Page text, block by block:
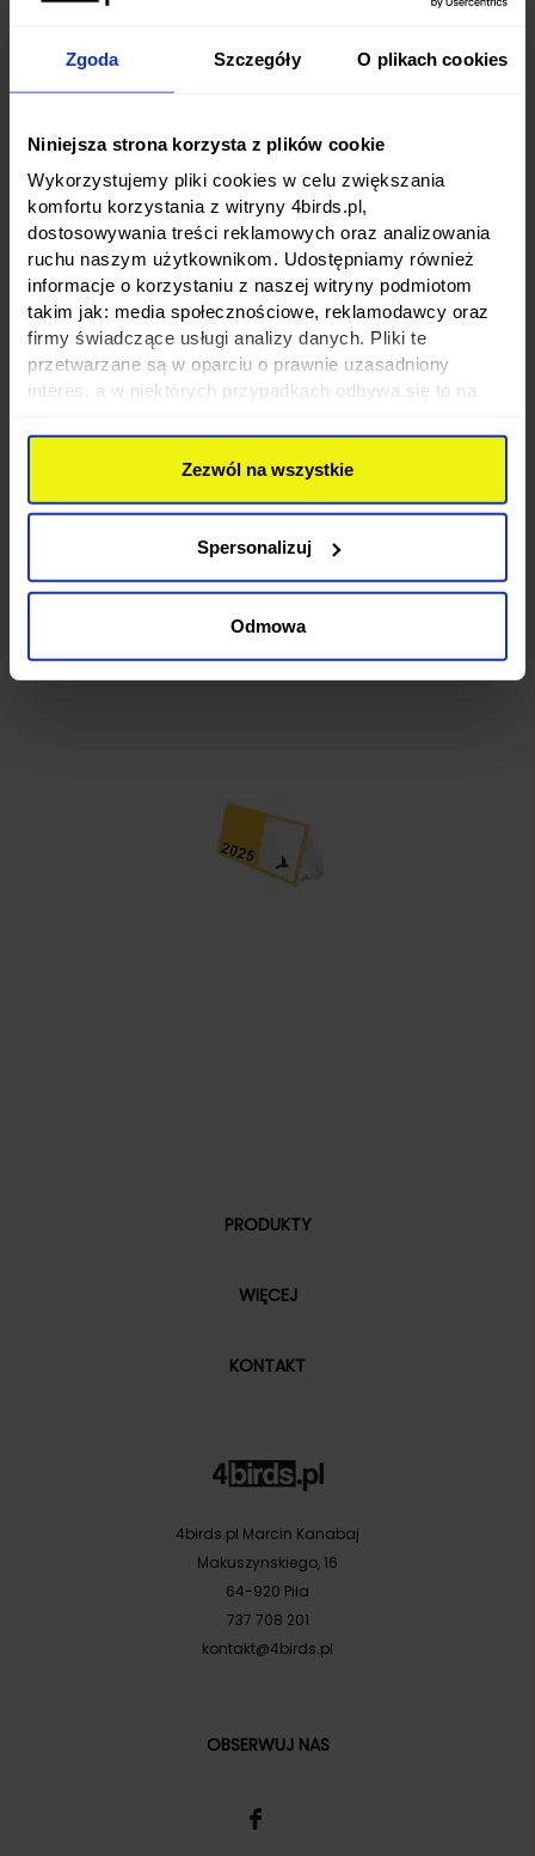
Zgoda Szczegóły O plikach cookies
Niniejsza strona korzysta z plików cookie
Wykorzystujemy pliki cookies w celu zwiększania
komfortu korzystania z witryny 4birds.pl,
dostosowywania treści reklamowych oraz analizowania
ruchu naszym użytkownikom. Udostępniamy również
informacje o korzystaniu z naszej witryny podmiotom
takim jak: media społecznościowe, reklamodawcy oraz
firmy świadczące usługi analizy danych. Pliki te
przetwarzane są w oparciu o prawnie uzasadniony
interes, a w niektórych przypadkach odbywa się to na
dostarczane i przetwarzane są przez naszych
zewnętrznych partnerów, z których listą możesz
zapoznać się poniżej. Klikając “Akceptuję wszystkie”
wyrażasz zgodę na użycie przez nas wszystkich
wymienionych wcześniej rodzajów cookies (ciasteczek).
Jeśli klikniesz "Odrzucam wszystkie", użyjemy tylko
cookies niezbędnych do działania naszej strony. Jeżeli
chcesz samodzielnie zdecydować, jakie typy ciasteczek
zostaną wykorzystane, kliknij “Dostosuj”.
Zezwól na wszystkie
Spersonalizuj
Odmowa
PRODUKTY
WIĘCEJ
KONTAKT
4birds.pl Marcin Kanabaj
Makuszynskiego, 16
64-920 Piła
737 708 201
kontakt@4birds.pl
OBSERWUJ NAS